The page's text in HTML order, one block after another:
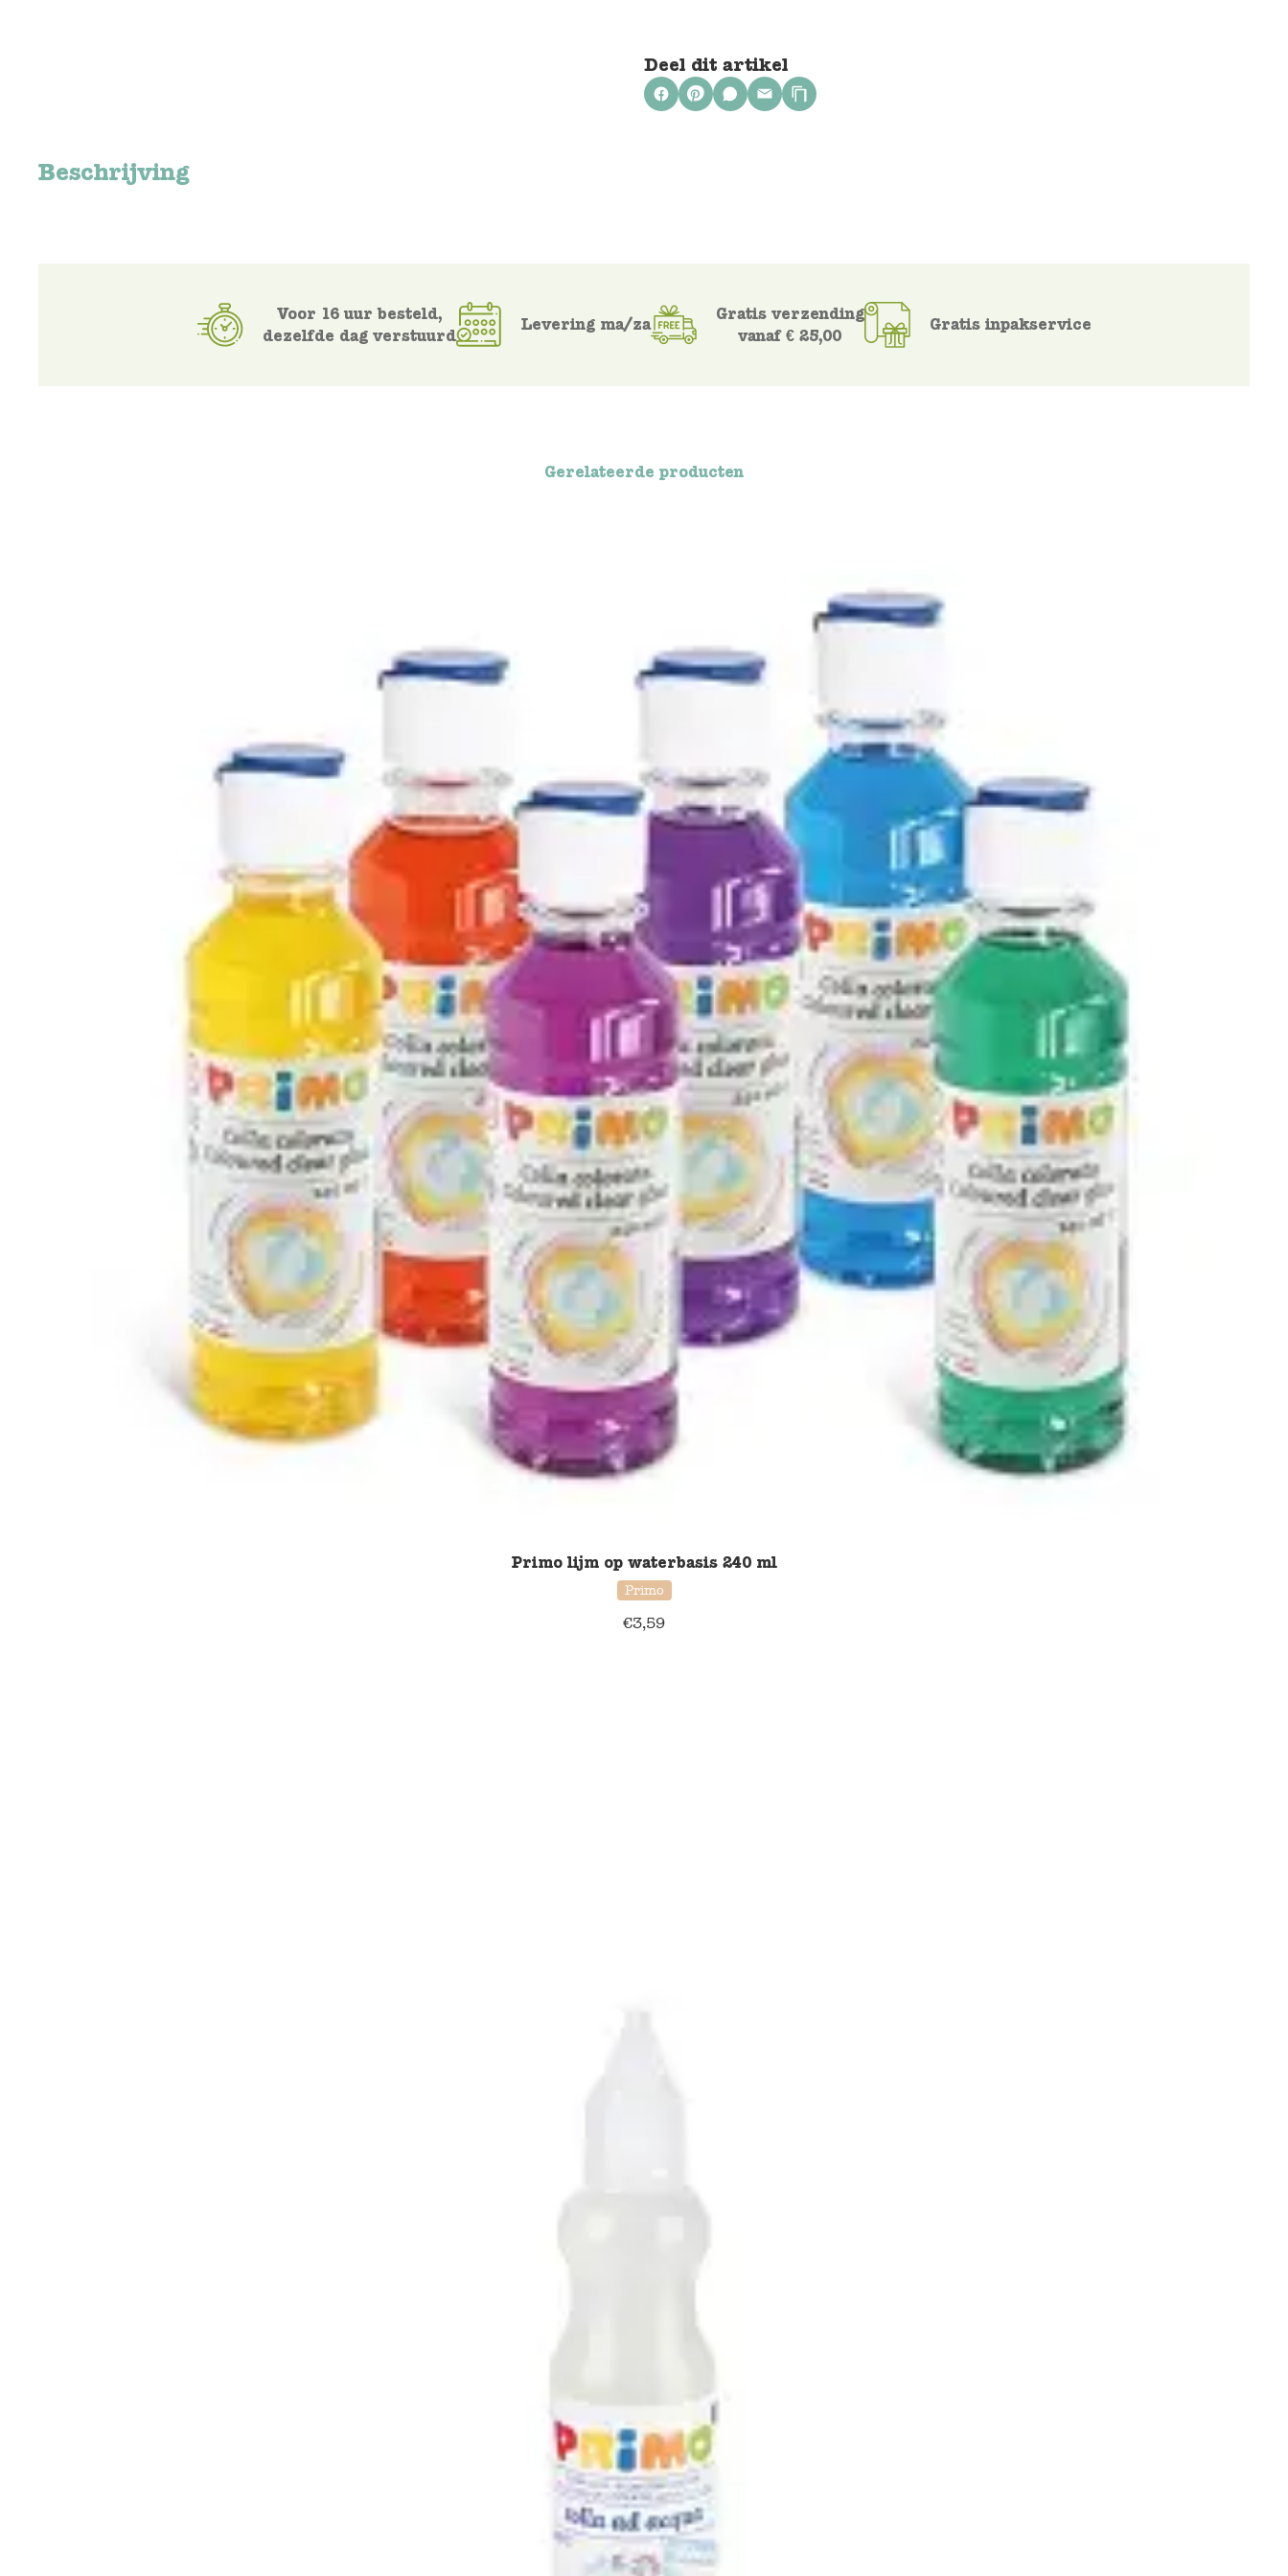
Deel dit artikel
Beschrijving
Voor 16 uur besteld,
dezelfde dag verstuurd
Levering ma/za
Gratis verzending
vanaf € 25,00
Gratis inpakservice
Gerelateerde producten
Primo lijm op waterbasis 240 ml
Primo
€3,59